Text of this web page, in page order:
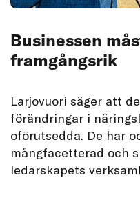
Businessen
framgångsrik
Larjovuori säger att
förändringar i
oförutsedda. De har
mångfacetterad och
ledarskapets